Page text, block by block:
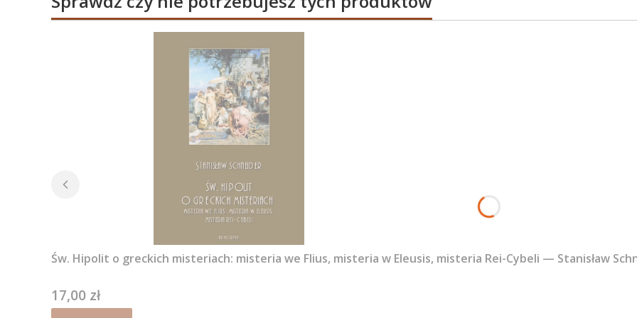
Św. Hipolit o greckich misteriach: misteria we Flius, misteria w Eleusis, misteria Rei-Cybeli — Stanisław
Cena
17,00 zł